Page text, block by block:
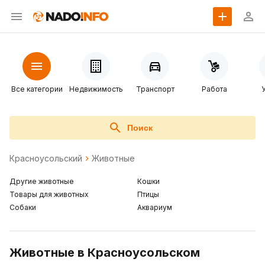
Все категории Недвижимость Транспорт Работа
Поиск
Красноусольский Животные
Другие животные
Товары для животных
Собаки
Кошки
Птицы
Аквариум
Животные в Красноусольском